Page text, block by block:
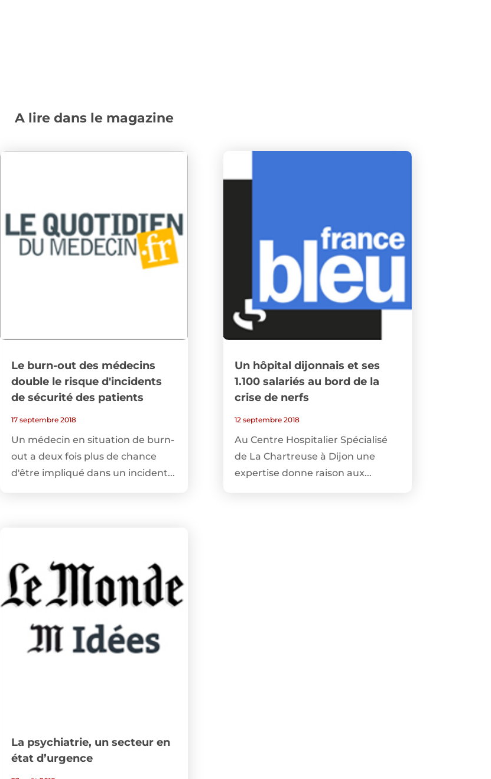
A lire dans le magazine
Le burn-out des médecins
double le risque d'incidents
de sécurité des patients
17 septembre 2018
Un médecin en situation de burn-
out a deux fois plus de chance
d'être impliqué dans un incident...
La psychiatrie, un secteur en
état d’urgence
Un hôpital dijonnais et ses
1.100 salariés au bord de la
crise de nerfs
12 septembre 2018
Au Centre Hospitalier Spécialisé
de La Chartreuse à Dijon une
expertise donne raison aux...